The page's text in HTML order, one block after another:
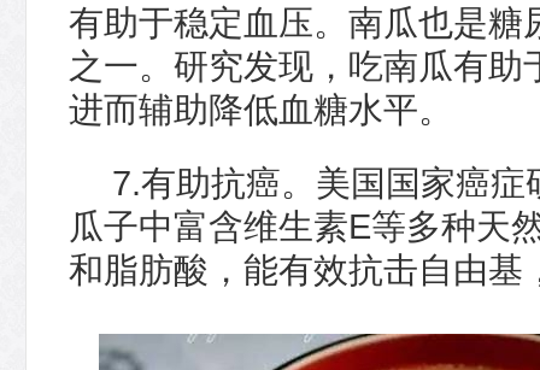
有助于稳定血压。南瓜也是糖
之一。研究发现，吃南瓜有助
进而辅助降低血糖水平。
7.有助抗癌。美国国家癌
瓜子中富含维生素E等多种天
和脂肪酸，能有效抗击自由基